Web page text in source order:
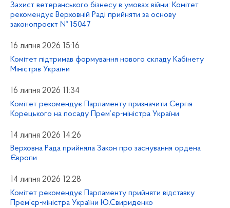
Захист ветеранського бізнесу в умовах війни: Комітет
рекомендує Верховній Раді прийняти за основу
законопроєкт № 15047
16 липня 2026 15:16
Комітет підтримав формування нового складу Кабінету
Міністрів України
16 липня 2026 11:34
Комітет рекомендує Парламенту призначити Сергія
Корецького на посаду Прем’єр-міністра України
14 липня 2026 14:26
Верховна Рада прийняла Закон про заснування ордена
Європи
14 липня 2026 12:28
Комітет рекомендує Парламенту прийняти відставку
Прем’єр-міністра України Ю.Свириденко